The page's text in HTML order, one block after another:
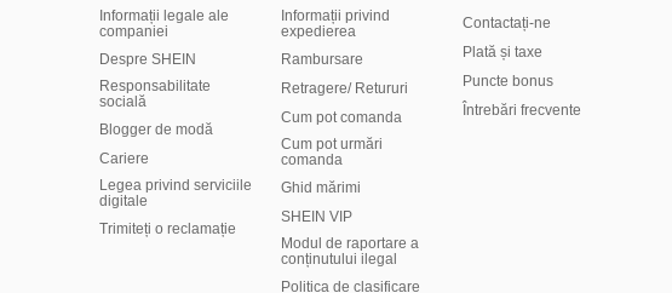
Informații legale ale
companiei
Despre SHEIN
Responsabilitate
socială
Blogger de modă
Cariere
Legea privind serviciile
digitale
Trimiteți o reclamație
Informații privind
expedierea
Rambursare
Retragere/ Retururi
Cum pot comanda
Cum pot urmări
comanda
Ghid mărimi
SHEIN VIP
Modul de raportare a
conținutului ilegal
Politica de clasificare
Contactați-ne
Plată și taxe
Puncte bonus
Întrebări frecvente